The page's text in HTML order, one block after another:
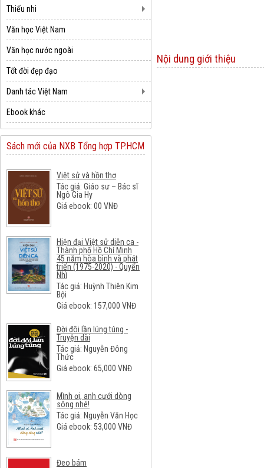
Thiếu nhi
Văn học Việt Nam
Văn học nước ngoài
Tốt đời đẹp đạo
Danh tác Việt Nam
Ebook khác
Sách mới của NXB Tổng hợp TP.HCM
Việt sử và hồn thơ
Tác giả: Giáo sư – Bác sĩ
Ngô Gia Hy
Giá ebook: 00 VNĐ
Hiện đại Việt sử diễn ca -
Thành phố Hồ Chí Minh
45 năm hòa bình và phát
triển (1975-2020) - Quyển
Nhì
Tác giả: Huỳnh Thiên Kim
Bội
Giá ebook: 157,000 VNĐ
Đời đôi lần lúng túng -
Truyện dài
Tác giả: Nguyễn Đông
Thức
Giá ebook: 65,000 VNĐ
Mình ơi, anh cưới dòng
sông nhé!
Tác giả: Nguyễn Văn Học
Giá ebook: 53,000 VNĐ
Đeo bám
Nội dung giới thiệu